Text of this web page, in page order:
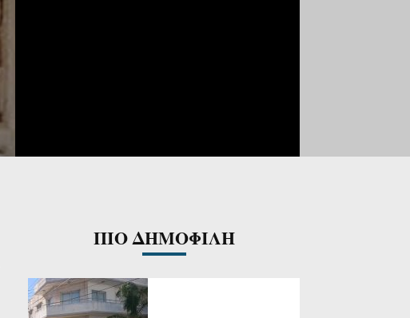
ΠΙΟ ΔΗΜΟΦΙΛΗ